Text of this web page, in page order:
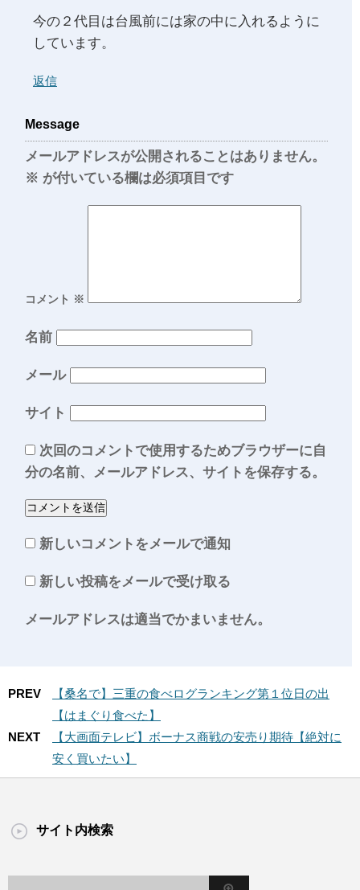
今の２代目は台風前には家の中に入れるように
しています。
返信
Message
メールアドレスが公開されることはありません。
※ が付いている欄は必須項目です
コメント ※
名前
メール
サイト
次回のコメントで使用するためブラウザーに自
分の名前、メールアドレス、サイトを保存する。
新しいコメントをメールで通知
新しい投稿をメールで受け取る
メールアドレスは適当でかまいません。
PREV
【桑名で】三重の食べログランキング第１位日の出
【はまぐり食べた】
NEXT
【大画面テレビ】ボーナス商戦の安売り期待【絶対に
安く買いたい】
サイト内検索